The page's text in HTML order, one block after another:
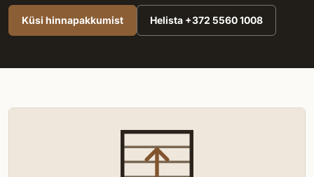
Küsi hinnapakkumist Helista +372 5560 1008
Trepitüübid